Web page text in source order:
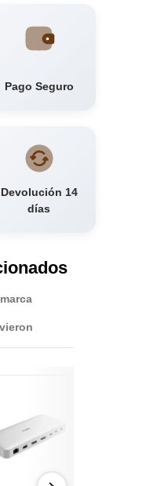
Pago Seguro
Devolución 14
días